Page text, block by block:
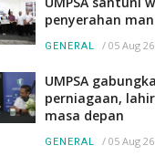
penyerahan
GENERAL / 05 Aug 26
UMPSA
perniagaan,
masa depan
GENERAL / 05 Aug 26